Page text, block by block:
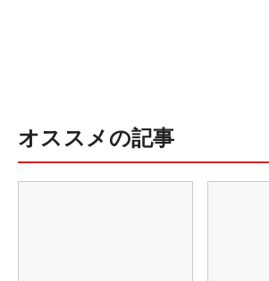
オススメの記事